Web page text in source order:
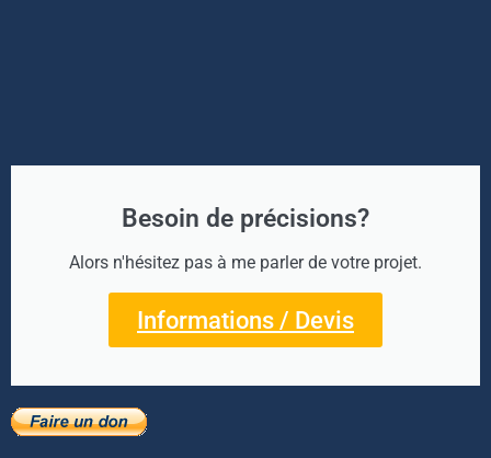
Besoin de précisions?
Alors n'hésitez pas à me parler de votre projet.
Informations / Devis